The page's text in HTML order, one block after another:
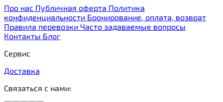
Про нас Публичная оферта Политика
конфиденциальности Бронирование, оплата, возврат
Правила перевозки Часто задаваемые вопросы
Контакты Блог
Сервис
Доставка
Связаться с нами: